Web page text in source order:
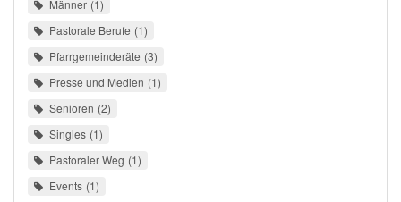
Männer 1
Pastorale Berufe 1
Pfarrgemeinderäte 3
Presse und Medien 1
Senioren 2
Singles 1
Pastoraler Weg 1
Events 1